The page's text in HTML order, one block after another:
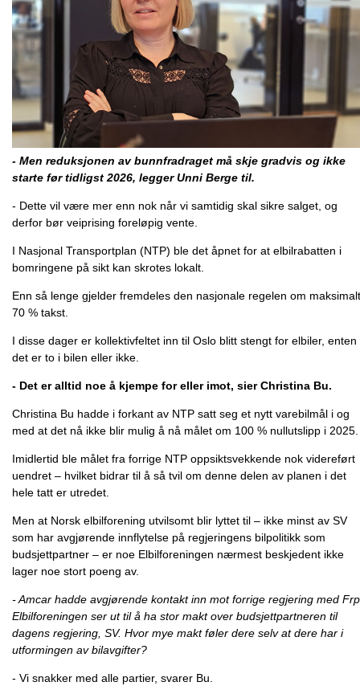
- Men reduksjonen av bunnfradraget må skje gradvis og ikke
starte før tidligst 2026, legger Unni Berge til.
- Dette vil være mer enn nok når vi samtidig skal sikre salget, og
derfor bør veiprising foreløpig vente.
I Nasjonal Transportplan (NTP) ble det åpnet for at elbilrabatten i
bomringene på sikt kan skrotes lokalt.
Enn så lenge gjelder fremdeles den nasjonale regelen om maksimalt
70 % takst.
I disse dager er kollektivfeltet inn til Oslo blitt stengt for elbiler, enten
det er to i bilen eller ikke.
- Det er alltid noe å kjempe for eller imot, sier Christina Bu.
Christina Bu hadde i forkant av NTP satt seg et nytt varebilmål i og
med at det nå ikke blir mulig å nå målet om 100 % nullutslipp i 2025.
Imidlertid ble målet fra forrige NTP oppsiktsvekkende nok videreført
uendret – hvilket bidrar til å så tvil om denne delen av planen i det
hele tatt er utredet.
Men at Norsk elbilforening utvilsomt blir lyttet til – ikke minst av SV
som har avgjørende innflytelse på regjeringens bilpolitikk som
budsjettpartner – er noe Elbilforeningen nærmest beskjedent ikke
lager noe stort poeng av.
- Amcar hadde avgjørende kontakt inn mot forrige regjering med
Elbilforeningen ser ut til å ha stor makt over budsjettpartneren til
dagens regjering, SV. Hvor mye makt føler dere selv at dere har i
utformingen av bilavgifter?
- Vi snakker med alle partier, svarer Bu.